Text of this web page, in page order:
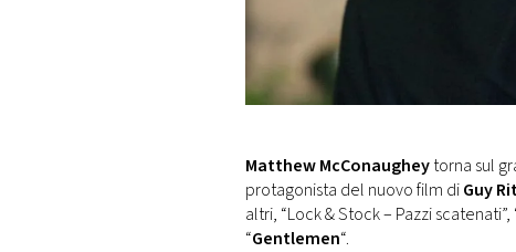
PRINCIPATO
MONACO
Matthew McConaugheytorna sul
protagonista del nuovo film diGuy
altri, “Lock & Stock – Pazzi
“Gentlemen“.